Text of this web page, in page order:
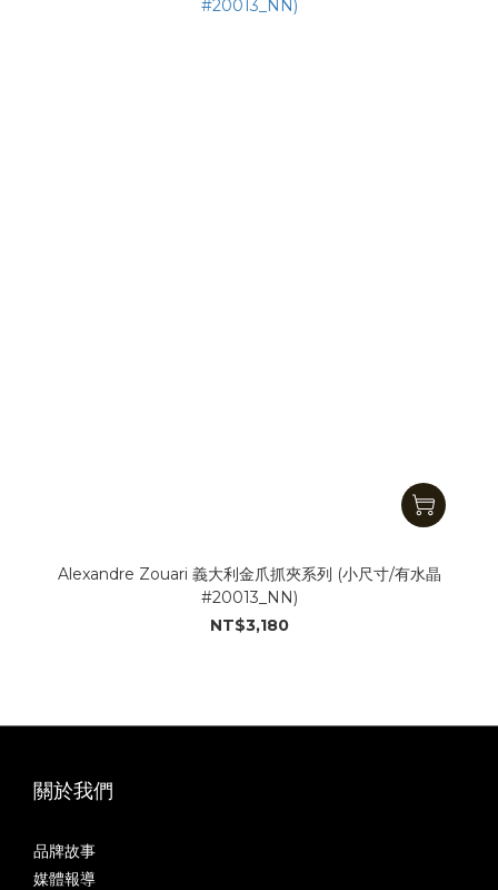
Alexandre Zouari 義大利金爪抓夾系列 (小尺寸/有水晶
#20013_NN)
NT$3,180
關於我們
品牌故事
媒體報導